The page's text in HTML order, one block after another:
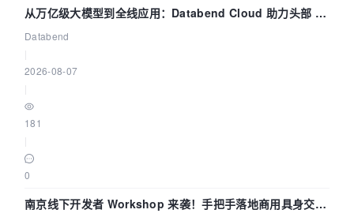
从万亿级大模型到全线应用：Databend Cloud 助力头部 AI
企业构建全链路 Trace 数据管道
Databend
2026-08-07
181
0
南京线下开发者 Workshop 来袭！手把手落地商用具身交互